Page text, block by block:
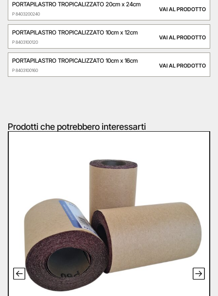
PORTAPILASTRO TROPICALIZZATO 20cm x 24cm
P 8403200240
VAI AL PRODOTTO
PORTAPILASTRO TROPICALIZZATO 10cm x 12cm
P 8403100120
VAI AL PRODOTTO
PORTAPILASTRO TROPICALIZZATO 10cm x 16cm
P 8403100160
VAI AL PRODOTTO
Prodotti che potrebbero interessarti